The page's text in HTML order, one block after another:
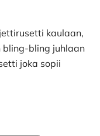
kaulaan,
bling-bling juhlaan
joka sopii